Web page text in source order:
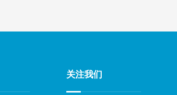
关注我们